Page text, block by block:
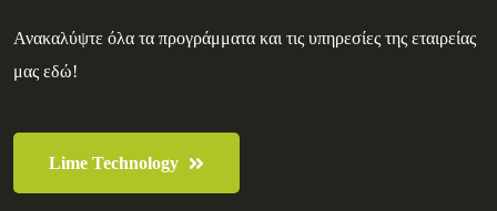
Ανακαλύψτε όλα τα προγράμματα και τις υπηρεσίες της εταιρείας
μας εδώ!
Lime Technology